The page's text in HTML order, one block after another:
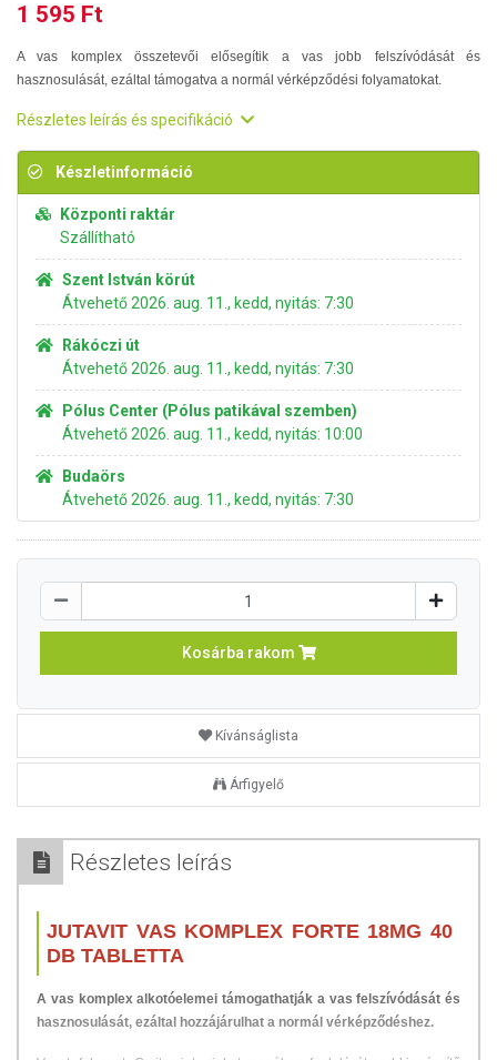
1 595 Ft
A vas komplex összetevői elősegítik a vas jobb felszívódását és
hasznosulását, ezáltal támogatva a normál vérképződési folyamatokat.
Részletes leírás és specifikáció
Készletinformáció
Központi raktár
Szállítható
Szent István körút
Átvehető 2026. aug. 11., kedd, nyitás: 7:30
Rákóczi út
Átvehető 2026. aug. 11., kedd, nyitás: 7:30
Pólus Center (Pólus patikával szemben)
Átvehető 2026. aug. 11., kedd, nyitás: 10:00
Budaörs
Átvehető 2026. aug. 11., kedd, nyitás: 7:30
Kosárba rakom
Kívánságlista
Árfigyelő
Részletes leírás
JUTAVIT VAS KOMPLEX FORTE 18MG 40
DB TABLETTA
A vas komplex alkotóelemei támogathatják a vas felszívódását és
hasznosulását, ezáltal hozzájárulhat a normál vérképződéshez.